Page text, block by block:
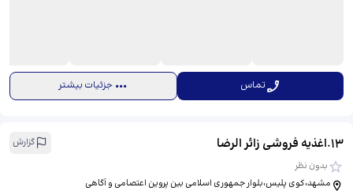
تماس جزئیات بیشتر
13
.اغذیه فروشی زائر الرضا
گزارش
بدون نظر
مشهد،کوی پلیس،بلوار جمهوری اسلامی بین پروین اعتصامی و آگاهی